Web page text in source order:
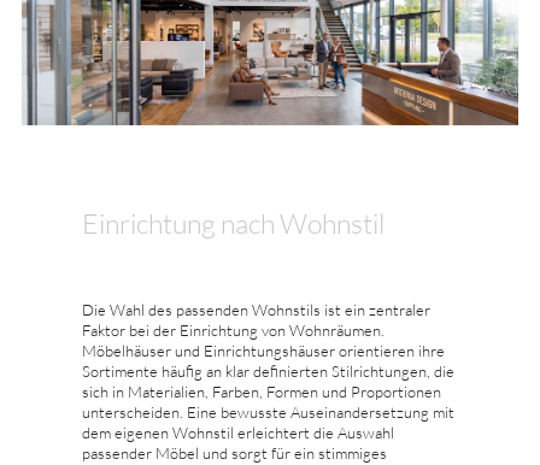
Einrichtung nach Wohnstil
Die Wahl des passenden Wohnstils ist ein zentraler
Faktor bei der Einrichtung von Wohnräumen.
Möbelhäuser und Einrichtungshäuser orientieren ihre
Sortimente häufig an klar definierten Stilrichtungen, die
sich in Materialien, Farben, Formen und Proportionen
unterscheiden. Eine bewusste Auseinandersetzung mit
dem eigenen Wohnstil erleichtert die Auswahl
passender Möbel und sorgt für ein stimmiges